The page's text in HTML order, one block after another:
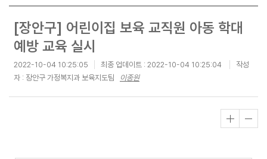
[장안구] 어린이집 보육 교직원 아동 학대
예방 교육 실시
2022-10-04 10:25:05 최종 업데이트 : 2022-10-04 10:25:04
작성
자 : 장안구 가정복지과 보육지도팀
이종원